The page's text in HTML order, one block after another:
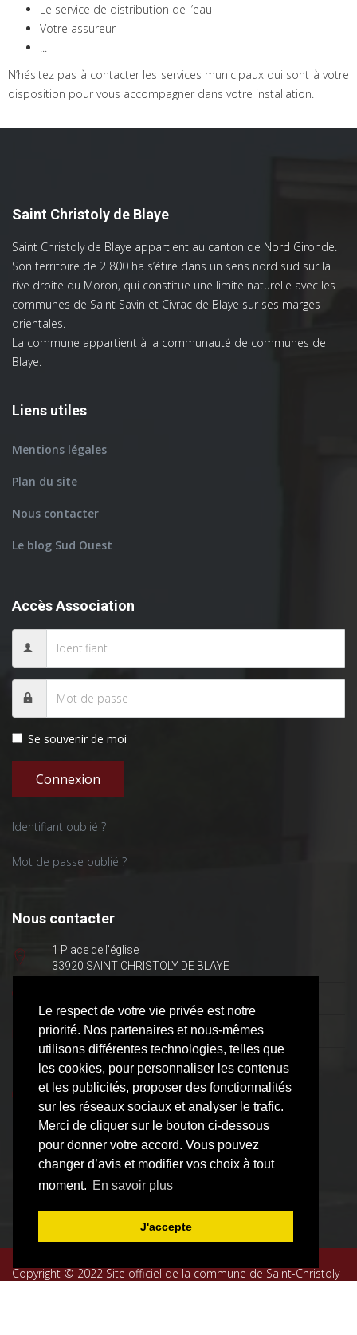
Le respect de votre vie privée est notre
priorité. Nos partenaires et nous-mêmes
utilisons différentes technologies, telles que
les cookies, pour personnaliser les contenus
et les publicités, proposer des fonctionnalités
sur les réseaux sociaux et analyser le trafic.
Merci de cliquer sur le bouton ci-dessous
pour donner votre accord. Vous pouvez
changer d’avis et modifier vos choix à tout
moment. En savoir plus
J'accepte
Le service de distribution de l’eau
Votre assureur
N’hésitez pas à contacter les services municipaux qui sont à votre
disposition pour vous accompagner dans votre installation.
Saint Christoly de Blaye
Saint Christoly de Blaye appartient au canton de Nord Gironde.
Son territoire de 2 800 ha s’étire dans un sens nord sud sur la
rive droite du Moron, qui constitue une limite naturelle avec les
communes de Saint Savin et Civrac de Blaye sur ses marges
orientales.
La commune appartient à la communauté de communes de
Blaye.
Liens utiles
Mentions légales
Plan du site
Nous contacter
Le blog Sud Ouest
Accès Association
Se souvenir de moi
Connexion
Identifiant oublié ?
Mot de passe oublié ?
Nous contacter
1 Place de l'église
33920 SAINT CHRISTOLY DE BLAYE
mairie@saint-christoly.fr
Lundi : 9h - 12h
Mardi : 9h 12h - 14h 17h
Mercredi : 9h 12h - 14h 17h
Jeudi : 9h 12h
Vendredi : 9h 12h - 14h 17h
Copyright © 2022 Site officiel de la commune de Saint-Christoly